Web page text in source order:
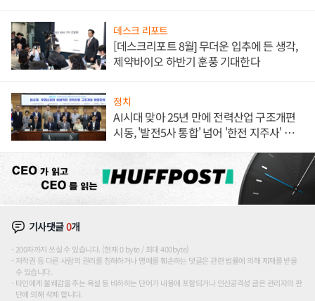
데스크 리포트
[데스크리포트 8월] 무더운 입추에 든 생각,
제약바이오 하반기 훈풍 기대한다
정치
AI시대 맞아 25년 만에 전력산업 구조개편
시동, '발전5사 통합' 넘어 '한전 지주사' 재편
기사댓글0개
200자까지 쓰실 수 있습니다. (현재 0 byte / 최대 400byte)
저작권 등 다른 사람의 권리를 침해하거나 명예를 훼손하는 댓글은 관련 법률에 의해 제재를 받을
수 있습니다.
타인에게 불쾌감을 주는 욕설 등 비하하는 단어가 내용에 포함되거나 인신공격성 글은 관리자의 판
단에 의해 삭제 합니다.